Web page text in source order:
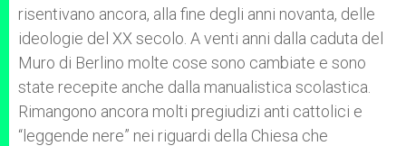
risentivano ancora, alla fine degli anni novanta, delle
ideologie del XX secolo. A venti anni dalla caduta del
Muro di Berlino molte cose sono cambiate e sono
state recepite anche dalla manualistica scolastica.
Rimangono ancora molti pregiudizi anti cattolici e
“leggende nere” nei riguardi della Chiesa che